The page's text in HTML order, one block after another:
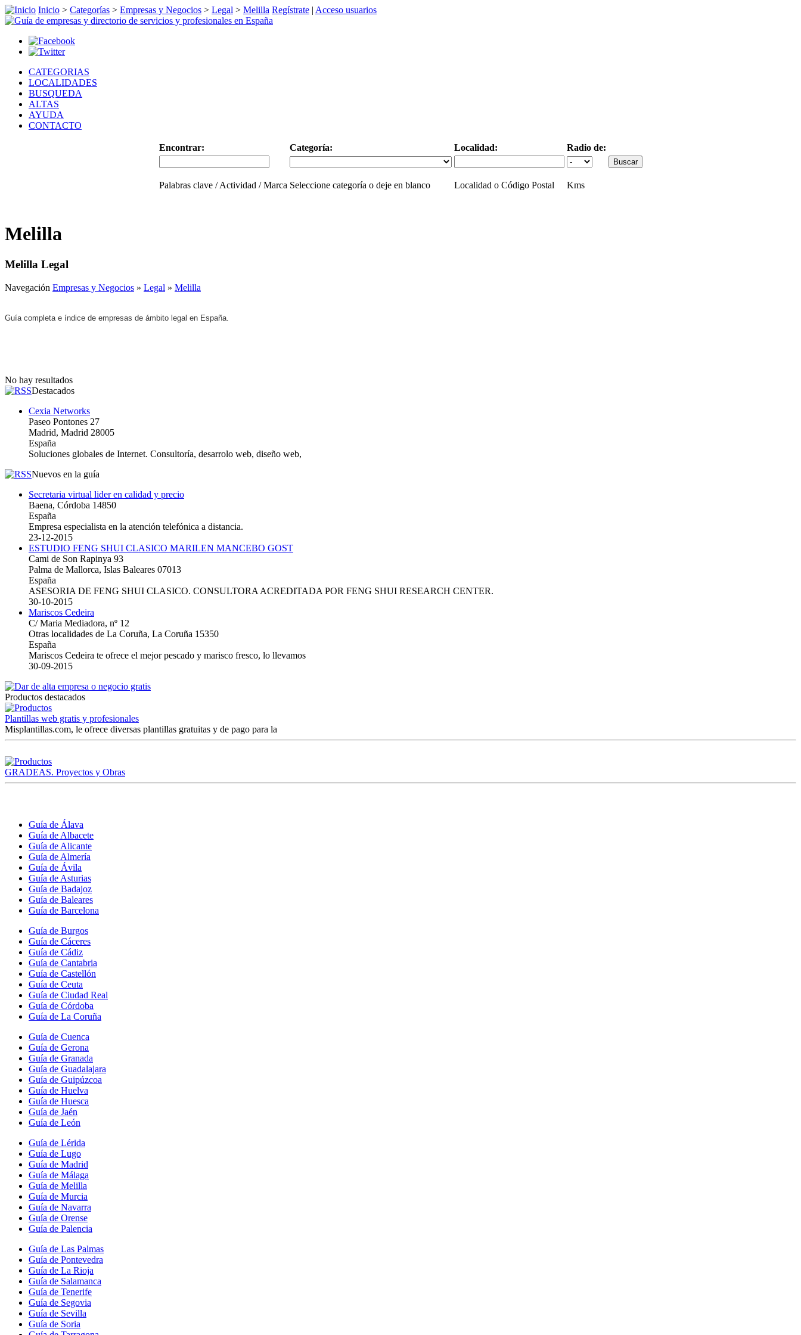
Inicio > Categorías > Empresas y Negocios > Legal > Melilla Regístrate | Acceso usuarios
CATEGORIAS
LOCALIDADES
BUSQUEDA
ALTAS
AYUDA
CONTACTO
Encontrar: Categoría: Localidad: Radio de:
Palabras clave / Actividad / Marca Seleccione categoría o deje en blanco Localidad o Código Postal Kms
Melilla
Melilla Legal
Navegación Empresas y Negocios » Legal » Melilla
Guía completa e índice de empresas de ámbito legal en España.
No hay resultados
Destacados
Cexia Networks
Paseo Pontones 27
Madrid, Madrid 28005
España
Soluciones globales de Internet. Consultoría, desarrolo web, diseño web,
Nuevos en la guía
Secretaria virtual lider en calidad y precio
Baena, Córdoba 14850
España
Empresa especialista en la atención telefónica a distancia.
23-12-2015
ESTUDIO FENG SHUI CLASICO MARILEN MANCEBO GOST
Cami de Son Rapinya 93
Palma de Mallorca, Islas Baleares 07013
España
ASESORIA DE FENG SHUI CLASICO. CONSULTORA ACREDITADA POR FENG SHUI RESEARCH CENTER.
30-10-2015
Mariscos Cedeira
C/ Maria Mediadora, nº 12
Otras localidades de La Coruña, La Coruña 15350
España
Mariscos Cedeira te ofrece el mejor pescado y marisco fresco, lo llevamos
30-09-2015
Productos destacados
Plantillas web gratis y profesionales
Misplantillas.com, le ofrece diversas plantillas gratuitas y de pago para la
GRADEAS. Proyectos y Obras
Guía de Álava
Guía de Albacete
Guía de Alicante
Guía de Almería
Guía de Ávila
Guía de Asturias
Guía de Badajoz
Guía de Baleares
Guía de Barcelona
Guía de Burgos
Guía de Cáceres
Guía de Cádiz
Guía de Cantabria
Guía de Castellón
Guía de Ceuta
Guía de Ciudad Real
Guía de Córdoba
Guía de La Coruña
Guía de Cuenca
Guía de Gerona
Guía de Granada
Guía de Guadalajara
Guía de Guipúzcoa
Guía de Huelva
Guía de Huesca
Guía de Jaén
Guía de León
Guía de Lérida
Guía de Lugo
Guía de Madrid
Guía de Málaga
Guía de Melilla
Guía de Murcia
Guía de Navarra
Guía de Orense
Guía de Palencia
Guía de Las Palmas
Guía de Pontevedra
Guía de La Rioja
Guía de Salamanca
Guía de Tenerife
Guía de Segovia
Guía de Sevilla
Guía de Soria